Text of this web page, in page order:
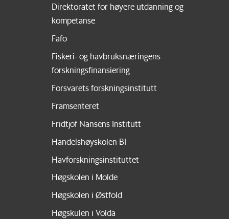
Direktoratet for høyere utdanning og
kompetanse
Fafo
Fiskeri- og havbruksnæringens
forskningsfinansiering
Forsvarets forskningsinstitutt
Framsenteret
Fridtjof Nansens Institutt
Handelshøyskolen BI
Havforskningsinstituttet
Høgskolen i Molde
Høgskolen i Østfold
Høgskulen i Volda